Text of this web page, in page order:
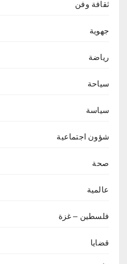
ثقافة وفن
جهوية
رياضة
سياحة
سياسة
شؤون اجتماعية
صحة
عالمية
فلسطين – غزة
قضايا